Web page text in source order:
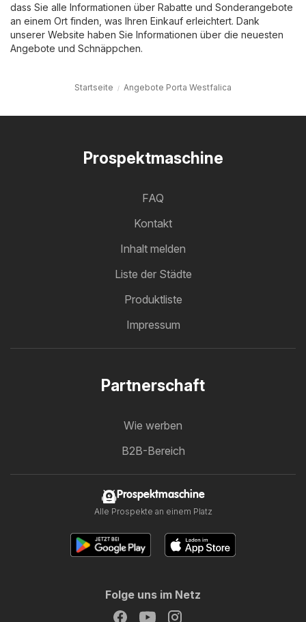
dass Sie alle Informationen über Rabatte und Sonderangebote
an einem Ort finden, was Ihren Einkauf erleichtert. Dank
unserer Website haben Sie Informationen über die neuesten
Angebote und Schnäppchen.
Startseite Angebote Porta Westfalica
Prospektmaschine
FAQ
Kontakt
Inhalt melden
Liste der Städte
Produktliste
Impressum
Partnerschaft
Wie werben
B2B-Bereich
Prospektmaschine
Alle Prospekte an einem Platz
Folge uns im Netz